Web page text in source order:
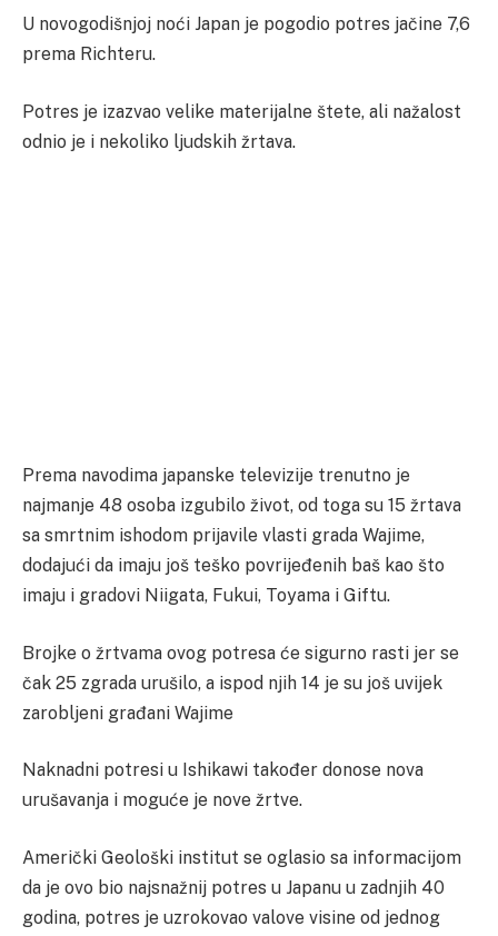
U novogodišnjoj noći Japan je pogodio potres jačine 7,6
prema Richteru.
Potres je izazvao velike materijalne štete, ali nažalost
odnio je i nekoliko ljudskih žrtava.
Prema navodima japanske televizije trenutno je
najmanje 48 osoba izgubilo život, od toga su 15 žrtava
sa smrtnim ishodom prijavile vlasti grada Wajime,
dodajući da imaju još teško povrijeđenih baš kao što
imaju i gradovi Niigata, Fukui, Toyama i Giftu.
Brojke o žrtvama ovog potresa će sigurno rasti jer se
čak 25 zgrada urušilo, a ispod njih 14 je su još uvijek
zarobljeni građani Wajime
Naknadni potresi u Ishikawi također donose nova
urušavanja i moguće je nove žrtve.
Američki Geološki institut se oglasio sa informacijom
da je ovo bio najsnažnij potres u Japanu u zadnjih 40
godina, potres je uzrokovao valove visine od jednog